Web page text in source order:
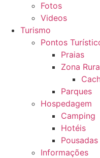
Fotos
Videos
Turismo
Pontos
Praias
Zona
Parques
Hospedagem
Camping
Hotéis
Pousadas
Informações